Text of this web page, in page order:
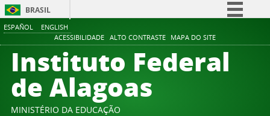
ESPAÑOL ENGLISH
ACESSIBILIDADE ALTO CONTRASTE MAPA DO SITE
BRASIL
Comunica BR
Participe
Instituto Federal
de Alagoas
MINISTÉRIO DA EDUCAÇÃO